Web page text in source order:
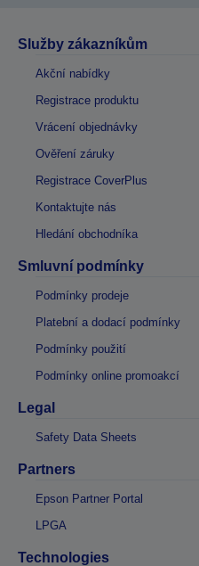
Služby zákazníkům
Akční nabídky
Registrace produktu
Vrácení objednávky
Ověření záruky
Registrace CoverPlus
Kontaktujte nás
Hledání obchodníka
Smluvní podmínky
Podmínky prodeje
Platební a dodací podmínky
Podmínky použití
Podmínky online promoakcí
Legal
Safety Data Sheets
Partners
Epson Partner Portal
LPGA
Technologies